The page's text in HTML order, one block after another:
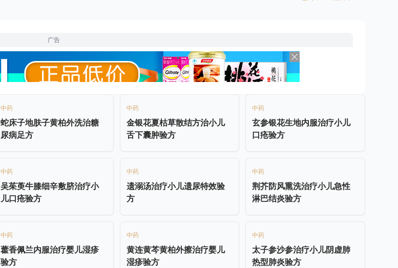
广告
中药
蛇床子地肤子黄柏外洗治糖
尿病足方
中药
金银花夏枯草散结方治小儿
舌下囊肿验方
中药
玄参银花生地内服治疗小儿
口疮验方
中药
吴茱萸牛膝细辛敷脐治疗小
儿口疮验方
中药
遗溺汤治疗小儿遗尿特效验
方
中药
荆芥防风熏洗治疗小儿急性
淋巴结炎验方
中药
藿香佩兰内服治疗婴儿湿疹
验方
中药
黄连黄芩黄柏外擦治疗婴儿
湿疹验方
中药
太子参沙参治疗小儿阴虚肺
热型肺炎验方